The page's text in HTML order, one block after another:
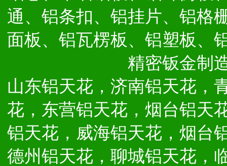
通、铝条扣、铝挂片、铝格
面板、铝瓦楞板、铝塑板、
精密钣金制
山东铝天花，济南铝天花，
花，东营铝天花，烟台铝天
铝天花，威海铝天花，烟台
德州铝天花，聊城铝天花，